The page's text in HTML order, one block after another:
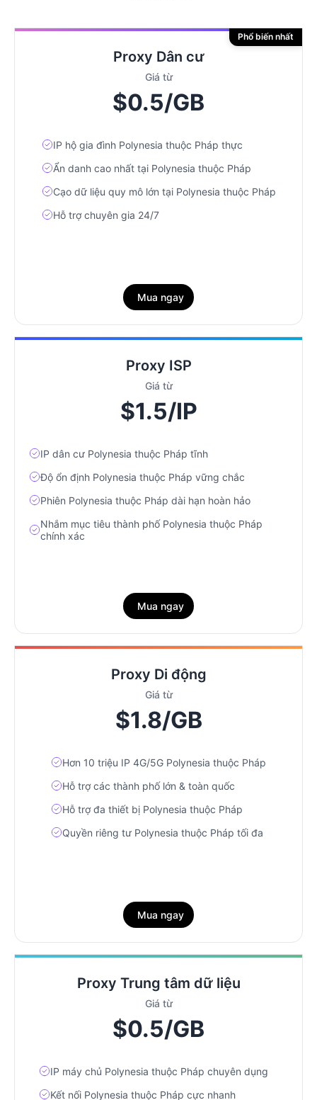
Proxy Dân cư
Giá từ
$0.5/GB
IP hộ gia đình Polynesia thuộc Pháp thực
Ẩn danh cao nhất tại Polynesia thuộc Pháp
Cạo dữ liệu quy mô lớn tại Polynesia thuộc Pháp
Hỗ trợ chuyên gia 24/7
Phổ biến nhất
Mua ngay
Proxy ISP
Giá từ
$1.5/IP
IP dân cư Polynesia thuộc Pháp tĩnh
Độ ổn định Polynesia thuộc Pháp vững chắc
Phiên Polynesia thuộc Pháp dài hạn hoàn hảo
Nhắm mục tiêu thành phố Polynesia thuộc Pháp
chính xác
Mua ngay
Proxy Di động
Giá từ
$1.8/GB
Hơn 10 triệu IP 4G/5G Polynesia thuộc Pháp
Hỗ trợ các thành phố lớn & toàn quốc
Hỗ trợ đa thiết bị Polynesia thuộc Pháp
Quyền riêng tư Polynesia thuộc Pháp tối đa
Mua ngay
Proxy Trung tâm dữ liệu
Giá từ
$0.5/GB
IP máy chủ Polynesia thuộc Pháp chuyên dụng
Kết nối Polynesia thuộc Pháp cực nhanh